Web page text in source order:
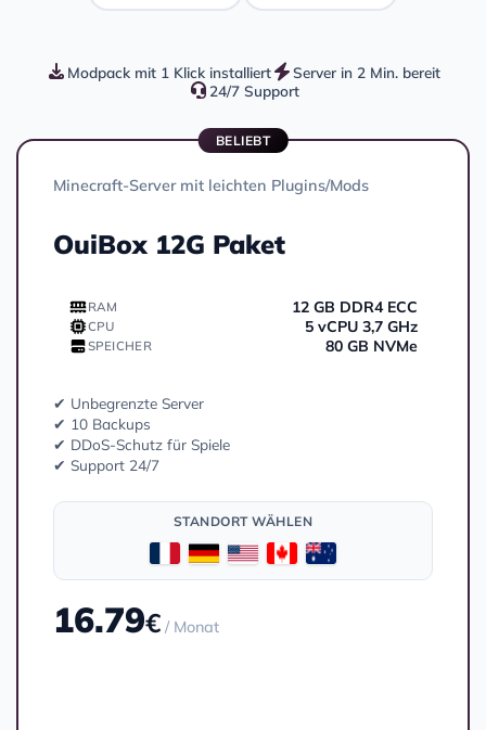
Modpack mit 1 Klick installiert
Server in 2 Min. bereit
24/7 Support
BELIEBT
Minecraft-Server mit leichten Plugins/Mods
OuiBox 12G Paket
RAM 12 GB DDR4 ECC
CPU 5 vCPU 3,7 GHz
SPEICHER 80 GB NVMe
✔ Unbegrenzte Server
✔ 10 Backups
✔ DDoS-Schutz für Spiele
✔ Support 24/7
STANDORT WÄHLEN
16.79€ / Monat